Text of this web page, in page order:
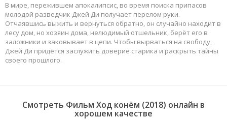
В мире, пережившем апокалипсис, во время поиска припасов
молодой разведчик Джей Ди получает перелом руки.
Отчаявшись выжить и вернуться обратно, он случайно находит в
лесу дом, но хозяин дома, нелюдимый отшельник, берёт его в
заложники и заковывает в цепи. Чтобы вырваться на свободу,
Джей Ди придётся заслужить доверие старика и раскрыть тайны
своего прошлого.
Смотреть Фильм Ход конём (2018) онлайн в
хорошем качестве